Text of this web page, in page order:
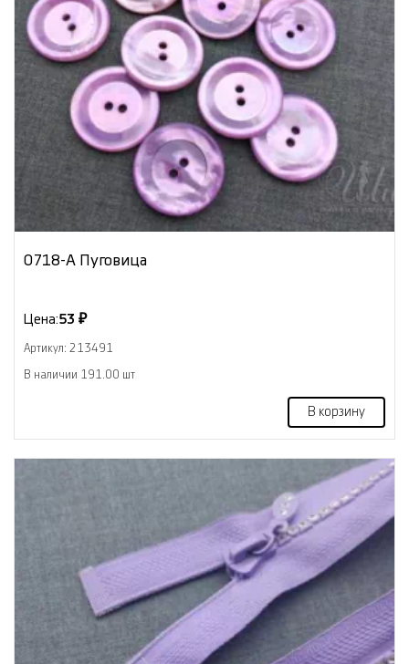
0718-А Пуговица
Цена:53 ₽
Артикул: 213491
В наличии 191.00 шт
В корзину